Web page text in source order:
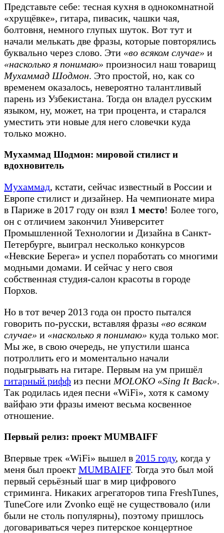
Представьте себе: тесная кухня в однокомнатной
«хрущёвке», гитара, пивасик, чашки чая,
болтовня, немного глупых шуток. Вот тут и
начали мелькать две фразы, которые повторялись
буквально через слово. Эти «во всяком случае» и
«насколько я понимаю» произносил наш товарищ
Мухаммад Шодмон. Это простой, но, как со
временем оказалось, невероятно талантливый
парень из Узбекистана. Тогда он владел русским
языком, ну, может, на три процента, и старался
уместить эти новые для него словечки куда
только можно.
Мухаммад Шодмон: мировой стилист и
вдохновитель
Мухаммад, кстати, сейчас известный в России и
Европе стилист и дизайнер. На чемпионате мира
в Париже в 2017 году он взял 1 место! Более того,
он с отличием закончил Университет
Промышленной Технологии и Дизайна в Санкт-
Петербурге, выиграл несколько конкурсов
«Невские Берега» и успел поработать со многими
модными домами. И сейчас у него своя
собственная студия-салон красоты в городе
Порхов.
Но в тот вечер 2013 года он просто пытался
говорить по-русски, вставляя фразы «во всяком
случае» и «насколько я понимаю» куда только мог.
Мы же, в свою очередь, не упустили шанса
потроллить его и моментально начали
подыгрывать на гитаре. Первым на ум пришёл
гитарный рифф из песни MOLOKO «Sing It Back».
Так родилась идея песни «WiFi», хотя к самому
вайфаю эти фразы имеют весьма косвенное
отношение.
Первый релиз: проект MUMBAIFF
Впервые трек «WiFi» вышел в 2015 году, когда у
меня был проект MUMBAIFF. Тогда это был мой
первый серьёзный шаг в мир цифрового
стриминга. Никаких агрегаторов типа FreshTunes,
TuneCore или Zvonko ещё не существовало (или
были не столь популярны), поэтому пришлось
договариваться через питерское концертное